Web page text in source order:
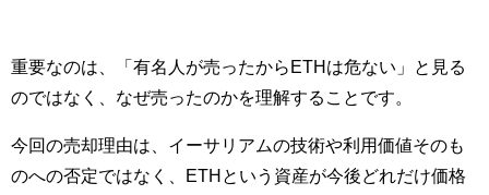
重要なのは、「有名人が売ったからETHは危ない」と見る
のではなく、なぜ売ったのかを理解することです。
今回の売却理由は、イーサリアムの技術や利用価値そのも
のへの否定ではなく、ETHという資産が今後どれだけ価格